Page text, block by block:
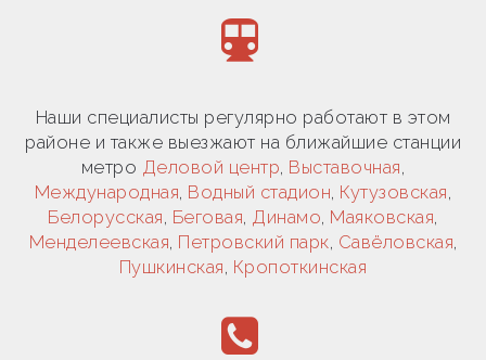
Наши специалисты регулярно работают в этом
районе и также выезжают на ближайшие станции
метро Деловой центр, Выставочная,
Международная, Водный стадион, Кутузовская,
Белорусская, Беговая, Динамо, Маяковская,
Менделеевская, Петровский парк, Савёловская,
Пушкинская, Кропоткинская